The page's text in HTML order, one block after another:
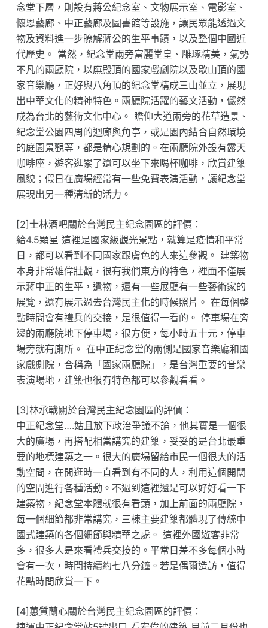
念堂下層，則設有蔣公紀念室、文物展示室、電影室、
懷恩藝廊、中正藝廊及圖書館等設施，讓民眾能透過文
物及資料進一步瞭解蔣公的生平事蹟，以及整個中國近
代歷史。 當然，紀念堂兩旁富麗堂皇、雕琢精美，氣勢
不凡的兩廳院，以廡殿頂的國家戲劇院以及歇山頂的國
家音樂廳，正好與八角頂的紀念堂構成三山並立，展現
出中華文化的精神特色。兩廳院活躍的藝文活動，儼然
成為台北的藝術文化中心。 瞻仰大道兩旁的花草造景、
紀念堂公園四周的迴廊與角亭，或是園內結合自然環境
的庭園景觀等，都是精心規劃的。在兩廳院外設有露天
咖啡座，遊客逛累了還可以坐下來喝杯咖啡，欣賞建築
風貌；假日在廣場經常有一些免費表演活動，讓紀念堂
展現出另一種清新的活力。
[2]士林酒吧關於台灣民主紀念園區的評價：
給4.5顆星 這裡是國家級觀光景點，就算是疫情和平常
日，都可以看到不同國家跟膚色的人來這參觀。 建築物
本身非常雄偉壯觀，很有我們東方的特色，裡面不僅展
示蔣中正的生平，遺物，還有一些展廳有一些藝術家的
展覽，還有展示過去台灣民主化的時候照片。 在每個整
點時間會有禮兵的交接，是很值得一看的。 停車場在旁
邊的兩廳院地下停車場，很方便，每小時五十元，停車
場旁就有廁所。 在中正紀念堂的兩側是國家音樂廳和國
家戲劇院，合稱為「國家兩廳院」，是台灣重要的音樂
表演場地，建築也很有特色都可以參觀看看。
[3]林承戰關於台灣民主紀念園區的評價：
中正紀念堂….姑且放下政治爭議不論，他其實是一個很
大的廣場，再搭配相當講究的建築，妥妥的是台北最重
要的地標建築之一。很大的廣場留給市民一個很大的活
動空間，在閒逛時一直看到有不同的人，利用這個開闊
的空間進行各種活動。不過到這裡還是可以好好看一下
建築物，紀念堂本體就很有看頭，加上前面的兩廳院，
每一個細節都非常講究，三棟主要建築都體現了傳統中
國式建築的各個細節與精華之處。 這裡外國遊客非常
多，很多人是來看禮兵交接的。平常日差不多每個小時
會有一次，時間持續約七八分鐘。若是偶爾造訪，值得
花點時間欣賞一下。
[4]蕙質蘭心關於台灣民主紀念園區的評價：